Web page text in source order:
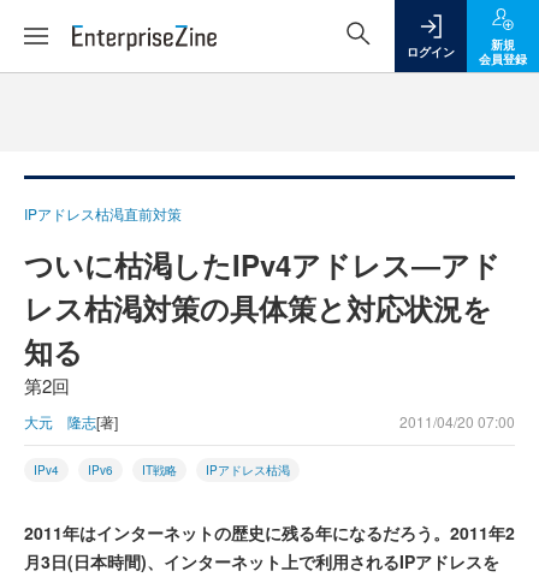
ログイン
新規
会員登録
IPアドレス枯渇直前対策
ついに枯渇したIPv4アドレス―アド
レス枯渇対策の具体策と対応状況を
知る
第2回
大元 隆志[著] 2011/04/20 07:00
IPv4 IPv6 IT戦略 IPアドレス枯渇
2011年はインターネットの歴史に残る年になるだろう。2011年2
月3日(日本時間)、インターネット上で利用されるIPアドレスを